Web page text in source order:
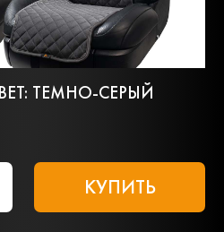
ТЕМНО-СЕРЫЙ
КУПИТЬ